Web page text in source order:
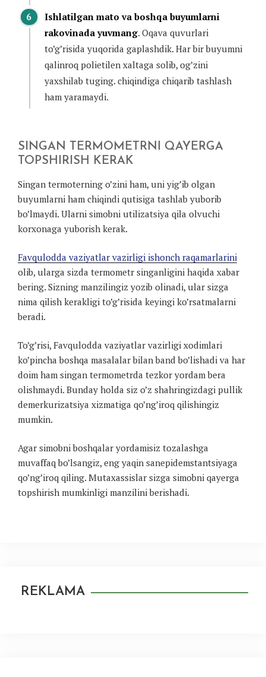
Ishlatilgan mato va boshqa buyumlarni
rakovinada yuvmang. Oqava quvurlari
to’g’risida yuqorida gaplashdik. Har bir buyumni
qalinroq polietilen xaltaga solib, og’zini
yaxshilab tuging. chiqindiga chiqarib tashlash
ham yaramaydi.
SINGAN TERMOMETRNI QAYERGA
TOPSHIRISH KERAK
Singan termoterning o’zini ham, uni yig’ib olgan
buyumlarni ham chiqindi qutisiga tashlab yuborib
bo’lmaydi. Ularni simobni utilizatsiya qila olvuchi
korxonaga yuborish kerak.
Favqulodda vaziyatlar vazirligi ishonch raqamarlarini
olib, ularga sizda termometr singanligini haqida xabar
bering. Sizning manzilingiz yozib olinadi, ular sizga
nima qilish kerakligi to’g’risida keyingi ko’rsatmalarni
beradi.
To’g’risi, Favqulodda vaziyatlar vazirligi xodimlari
ko’pincha boshqa masalalar bilan band bo’lishadi va har
doim ham singan termometrda tezkor yordam bera
olishmaydi. Bunday holda siz o’z shahringizdagi pullik
demerkurizatsiya xizmatiga qo’ng’iroq qilishingiz
mumkin.
Agar simobni boshqalar yordamisiz tozalashga
muvaffaq bo’lsangiz, eng yaqin sanepidemstantsiyaga
qo’ng’iroq qiling. Mutaxassislar sizga simobni qayerga
topshirish mumkinligi manzilini berishadi.
REKLAMA